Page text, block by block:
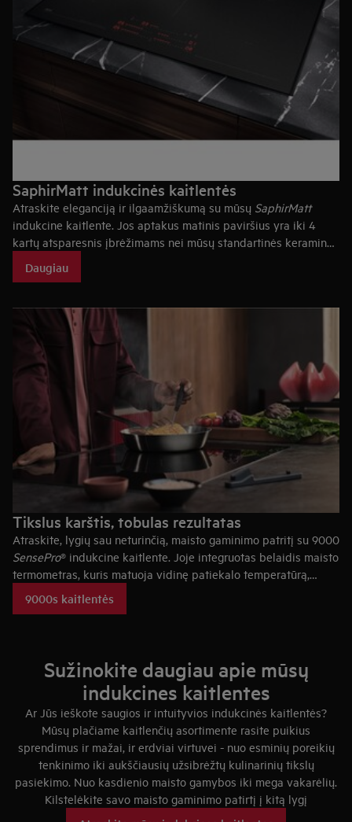
SaphirMatt indukcinės kaitlentės
Atraskite eleganciją ir ilgaamžiškumą su mūsų SaphirMatt
indukcine kaitlente. Jos aptakus matinis paviršius yra iki 4
kartų atsparesnis įbrėžimams nei mūsų standartinės keraminės
Daugiau
Tikslus karštis, tobulas rezultatas
Atraskite, lygių sau neturinčią, maisto gaminimo patritį su 9000
SensePro® indukcine kaitlente. Joje integruotas belaidis maisto
termometras, kuris matuoja vidinę patiekalo temperatūrą,
Ryškus spalvotas jutiklinis ekranas sklandžiam valdymui ir
9000s kaitlentės
Sužinokite daugiau apie mūsų
indukcines kaitlentes
Ar Jūs ieškote saugios ir intuityvios indukcinės kaitlentės?
Mūsų plačiame kaitlenčių asortimente rasite puikius
sprendimus ir mažai, ir erdviai virtuvei - nuo esminių poreikių
tenkinimo iki aukščiausių užsibrėžtų kulinarinių tikslų
pasiekimo. Nuo kasdienio maisto gamybos iki mega vakarėlių.
Kilstelėkite savo maisto gaminimo patirtį į kitą lygį